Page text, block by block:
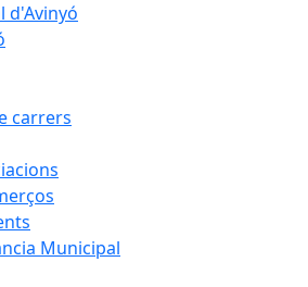
d'Avinyó
carrers
Municipal